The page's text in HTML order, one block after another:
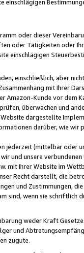
oder dieser
oder Tätigkeiten oder
einschlägigen
einschließlich, aber
mit Ihrer
Amazon-Kunde vor dem
überwachen und
dargestellte
darüber, wie wir
jederzeit (mittelbar
und unsere
Ihrer Website im
Recht darstellt, die
und Zustimmungen,
sind, wenn sie
weder Kraft
und
zugute.